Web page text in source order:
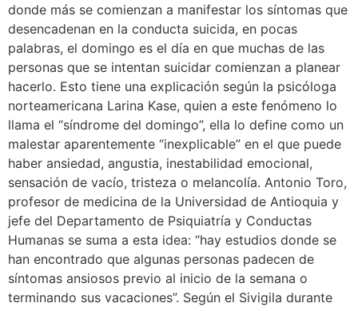
donde más se comienzan a manifestar los síntomas que
desencadenan en la conducta suicida, en pocas
palabras, el domingo es el día en que muchas de las
personas que se intentan suicidar comienzan a planear
hacerlo. Esto tiene una explicación según la psicóloga
norteamericana Larina Kase, quien a este fenómeno lo
llama el “síndrome del domingo”, ella lo define como un
malestar aparentemente “inexplicable” en el que puede
haber ansiedad, angustia, inestabilidad emocional,
sensación de vacío, tristeza o melancolía. Antonio Toro,
profesor de medicina de la Universidad de Antioquia y
jefe del Departamento de Psiquiatría y Conductas
Humanas se suma a esta idea: “hay estudios donde se
han encontrado que algunas personas padecen de
síntomas ansiosos previo al inicio de la semana o
terminando sus vacaciones”. Según el Sivigila durante